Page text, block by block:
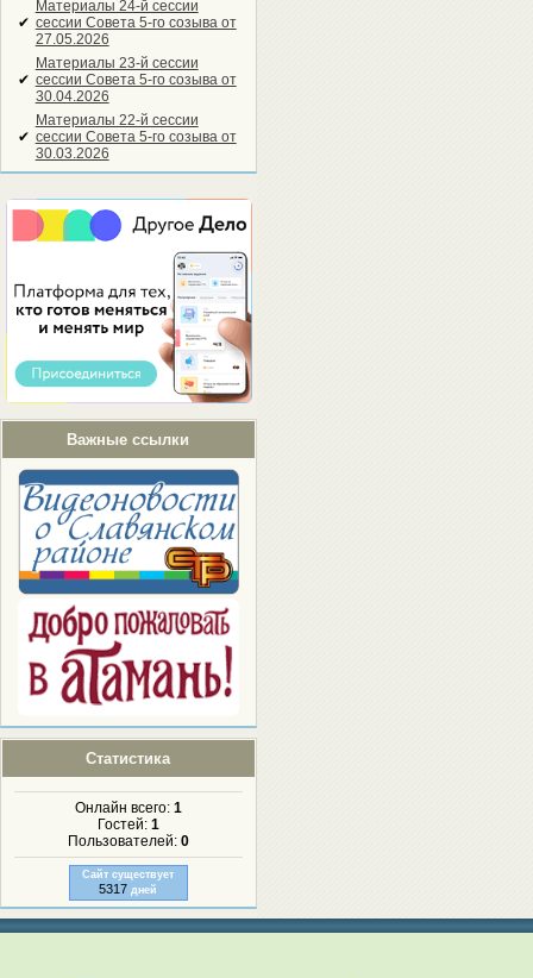
✔
Материалы 24-й сессии
сессии Совета 5-го созыва от
27.05.2026
✔
Материалы 23-й сессии
сессии Совета 5-го созыва от
30.04.2026
✔
Материалы 22-й сессии
сессии Совета 5-го созыва от
30.03.2026
Важные ссылки
Статистика
Онлайн всего: 1
Гостей: 1
Пользователей: 0
Сайт существует
5317 дней